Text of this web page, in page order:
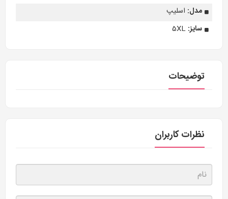
مدل: اسلیپ
سایز: 5XL
توضیحات
نظرات کاربران